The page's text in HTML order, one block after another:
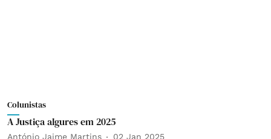
Colunistas
A Justiça algures em 2025
António Jaime Martins 02 Jan 2025